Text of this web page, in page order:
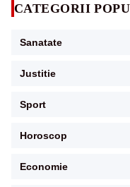
CATEGORII
Sanatate
Justitie
Sport
Horoscop
Economie